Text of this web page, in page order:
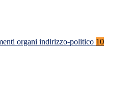
organi indirizzo-politico 10